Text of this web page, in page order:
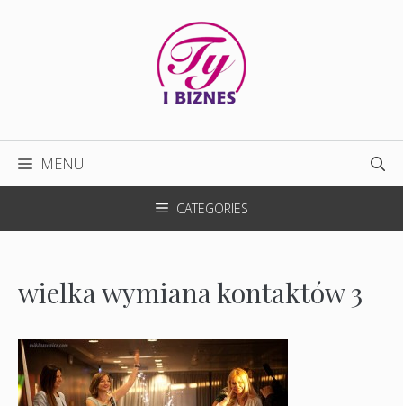
MENU
CATEGORIES
wielka wymiana kontaktów 3